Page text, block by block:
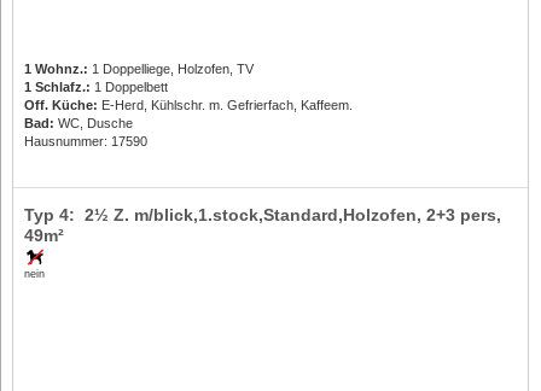
1 Wohnz.: 1 Doppelliege, Holzofen, TV
1 Schlafz.: 1 Doppelbett
Off. Küche: E-Herd, Kühlschr. m. Gefrierfach, Kaffeem.
Bad: WC, Dusche
Hausnummer: 17590
nein
Typ 4: 2½ Z. m/blick,1.stock,Standard,Holzofen, 2+3 pers,
49m²